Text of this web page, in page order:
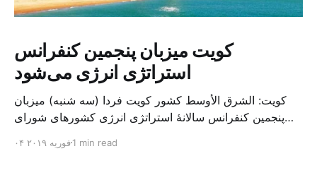
کویت میزبان پنجمین کنفرانس
استراتژی انرژی می‌شود
کویت: الشرق الأوسط کشور کویت فردا (سه شنبه) میزبان
پنجمین کنفرانس سالانهٔ استراتژی انرژی کشورهای شورای
متخصص از شرکت‌های جهانی نفت و گاز در این کنفرانس
۰۴ فوریه ۲۰۱۹1 min read